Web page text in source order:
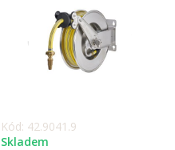
Kód: 42.9041.9
Skladem